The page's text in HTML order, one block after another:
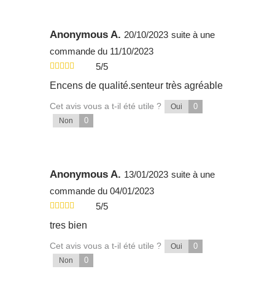
Anonymous A. 20/10/2023 suite à une
commande du 11/10/2023
5/5
Encens de qualité.senteur très agréable
Cet avis vous a t-il été utile ? Oui 0
Non 0
Anonymous A. 13/01/2023 suite à une
commande du 04/01/2023
5/5
tres bien
Cet avis vous a t-il été utile ? Oui 0
Non 0